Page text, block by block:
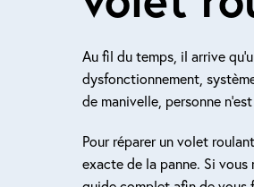
Au fil du temps, il arrive
dysfonctionnement,
de manivelle, personne
Pour réparer un volet
exacte de la panne. Si